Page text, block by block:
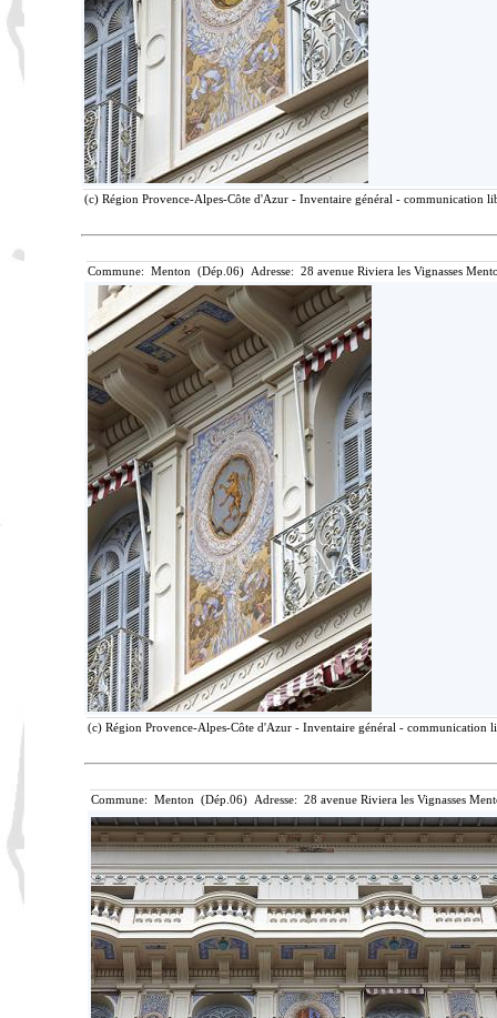
(c) Région Provence-Alpes-Côte d'Azur - Inventaire général - communication
Commune: Menton (Dép.06) Adresse: 28 avenue Riviera les Vignasses
(c) Région Provence-Alpes-Côte d'Azur - Inventaire général - communication
Commune: Menton (Dép.06) Adresse: 28 avenue Riviera les Vignasses